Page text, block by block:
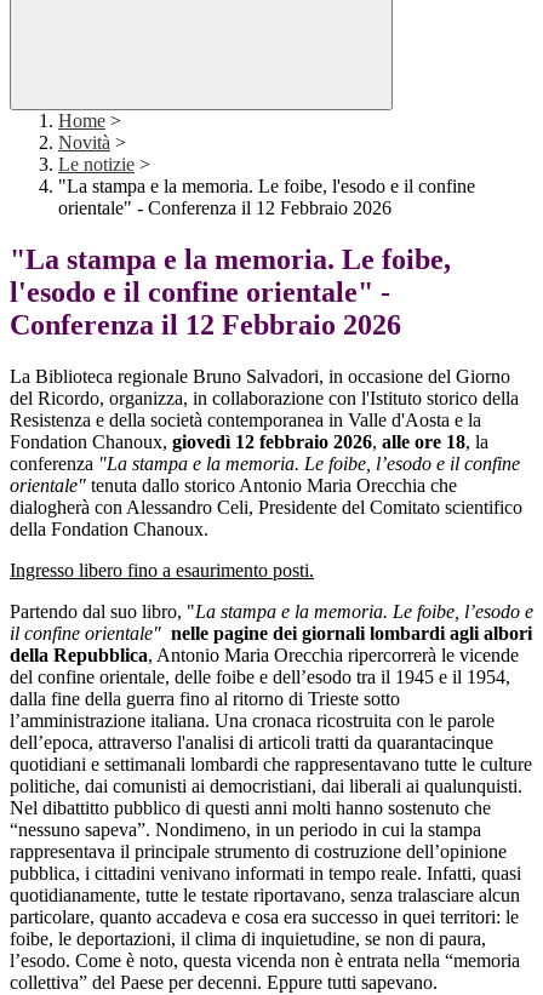
Home >
Novità >
Le notizie >
"La stampa e la memoria. Le foibe, l'esodo e il confine
orientale" - Conferenza il 12 Febbraio 2026
"La stampa e la memoria. Le foibe,
l'esodo e il confine orientale" -
Conferenza il 12 Febbraio 2026
La Biblioteca regionale Bruno Salvadori, in occasione del Giorno
del Ricordo, organizza, in collaborazione con l'Istituto storico della
Resistenza e della società contemporanea in Valle d'Aosta e la
Fondation Chanoux, giovedì 12 febbraio 2026, alle ore 18, la
conferenza "La stampa e la memoria. Le foibe, l’esodo e il confine
orientale" tenuta dallo storico Antonio Maria Orecchia che
dialogherà con Alessandro Celi, Presidente del Comitato scientifico
della Fondation Chanoux.
Ingresso libero fino a esaurimento posti.
Partendo dal suo libro, "La stampa e la memoria. Le foibe, l’esodo e
il confine orientale" nelle pagine dei giornali lombardi agli albori
della Repubblica, Antonio Maria Orecchia ripercorrerà le vicende
del confine orientale, delle foibe e dell’esodo tra il 1945 e il 1954,
dalla fine della guerra fino al ritorno di Trieste sotto
l’amministrazione italiana. Una cronaca ricostruita con le parole
dell’epoca, attraverso l'analisi di articoli tratti da quarantacinque
quotidiani e settimanali lombardi che rappresentavano tutte le culture
politiche, dai comunisti ai democristiani, dai liberali ai qualunquisti.
Nel dibattitto pubblico di questi anni molti hanno sostenuto che
“nessuno sapeva”. Nondimeno, in un periodo in cui la stampa
rappresentava il principale strumento di costruzione dell’opinione
pubblica, i cittadini venivano informati in tempo reale. Infatti, quasi
quotidianamente, tutte le testate riportavano, senza tralasciare alcun
particolare, quanto accadeva e cosa era successo in quei territori: le
foibe, le deportazioni, il clima di inquietudine, se non di paura,
l’esodo. Come è noto, questa vicenda non è entrata nella “memoria
collettiva” del Paese per decenni. Eppure tutti sapevano.